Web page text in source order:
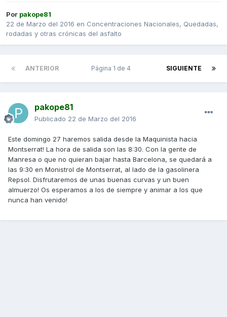
Por pakope81
22 de Marzo del 2016 en Concentraciones Nacionales, Quedadas,
rodadas y otras crónicas del asfalto
ANTERIOR SIGUIENTE
Página 1 de 4
pakope81
Publicado 22 de Marzo del 2016
Este domingo 27 haremos salida desde la Maquinista hacia
Montserrat! La hora de salida son las 8:30. Con la gente de
Manresa o que no quieran bajar hasta Barcelona, se quedará a
las 9:30 en Monistrol de Montserrat, al lado de la gasolinera
Repsol. Disfrutaremos de unas buenas curvas y un buen
almuerzo! Os esperamos a los de siempre y animar a los que
nunca han venido!